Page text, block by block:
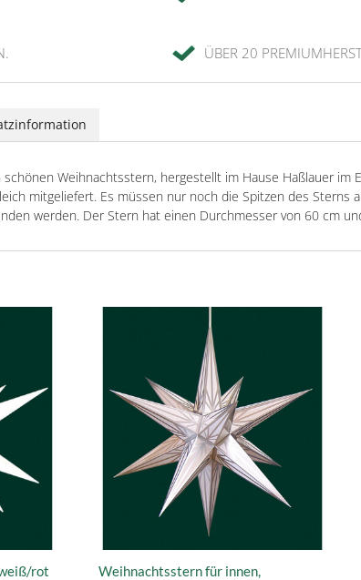
ÜBER 20
Weihnachtsstern, hergestellt im Hause Haßlauer
mitgeliefert. Es müssen nur noch die Spitzen des
werden. Der Stern hat einen Durchmesser von 60 cm
rot
Weihnachtsstern für innen,